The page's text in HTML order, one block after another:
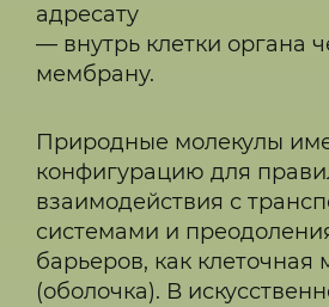
адресату
— внутрь клетки органа
мембрану.
Природные молекулы
конфигурацию для
взаимодействия с
системами и
барьеров, как клеточная
(оболочка). В